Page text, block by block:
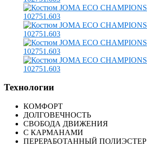
Технологии
КОМФОРТ
ДОЛГОВЕЧНОСТЬ
СВОБОДА ДВИЖЕНИЯ
С КАРМАНАМИ
ПЕРЕРАБОТАННЫЙ ПОЛИЭСТЕР